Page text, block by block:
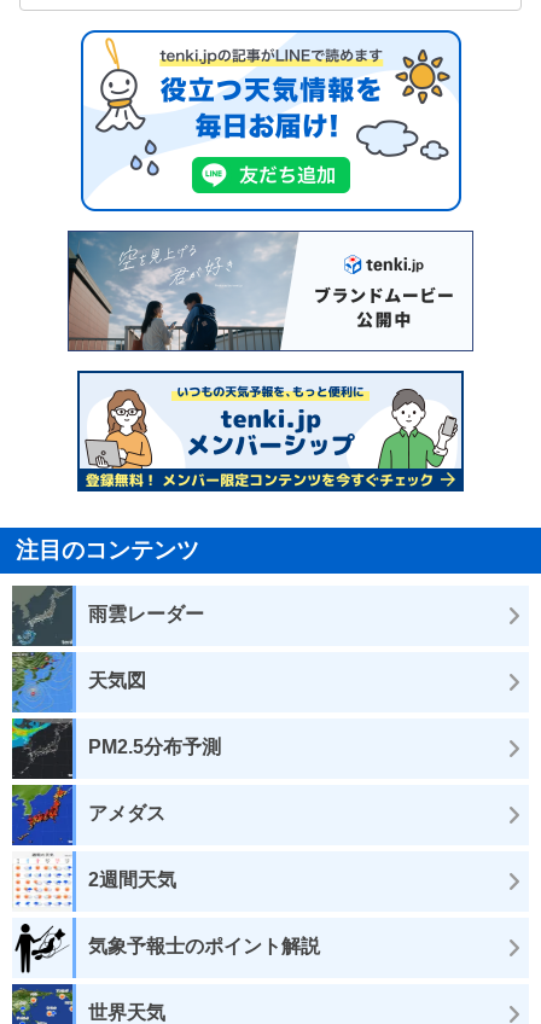
注目のコンテンツ
雨雲レーダー
天気図
PM2.5分布予測
アメダス
2週間天気
気象予報士のポイント解説
世界天気